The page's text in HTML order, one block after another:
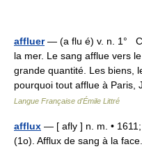
affluer— (a flu é) v. n. 1°
la mer. Le sang afflue vers
grande quantité. Les biens,
pourquoi tout afflue à
Langue Française d'Émile Littré
afflux — [ afly ] n. m. •
(1o). Afflux de sang à la